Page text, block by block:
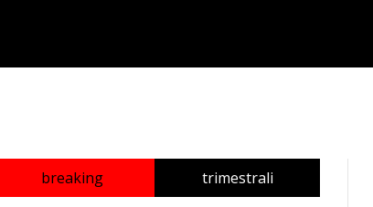
breaking
trimestrali